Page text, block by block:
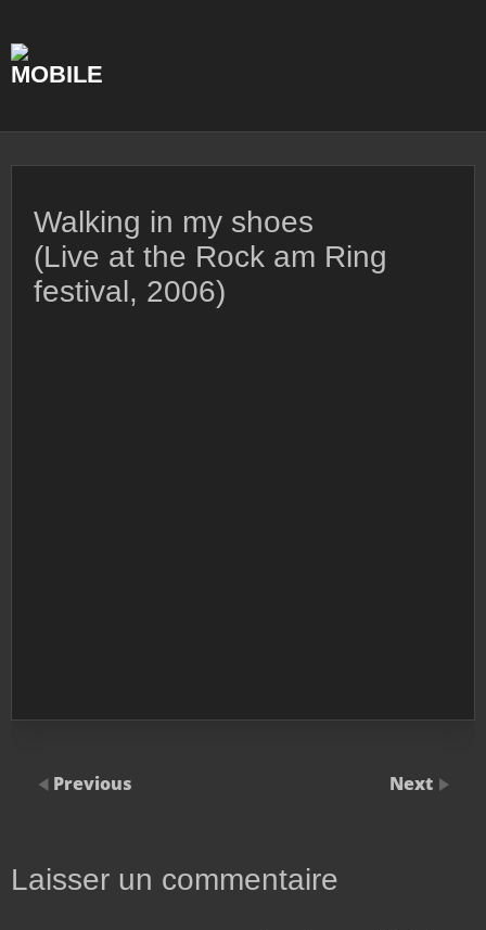
content
Walking in my shoes
(Live at the Rock am Ring
festival, 2006)
Previous Next
Laisser un commentaire